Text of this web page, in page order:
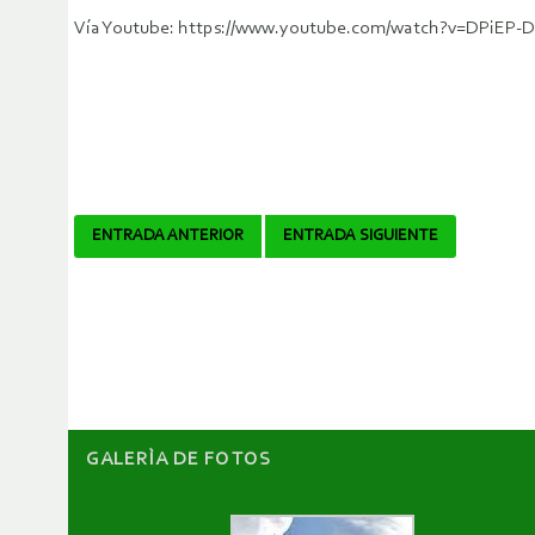
Vía Youtube: https://www.youtube.com/watch?v=DPiEP-
Navegador
ENTRADA ANTERIOR ENTRADA SIGUIENTE
GALERÌA DE FOTOS